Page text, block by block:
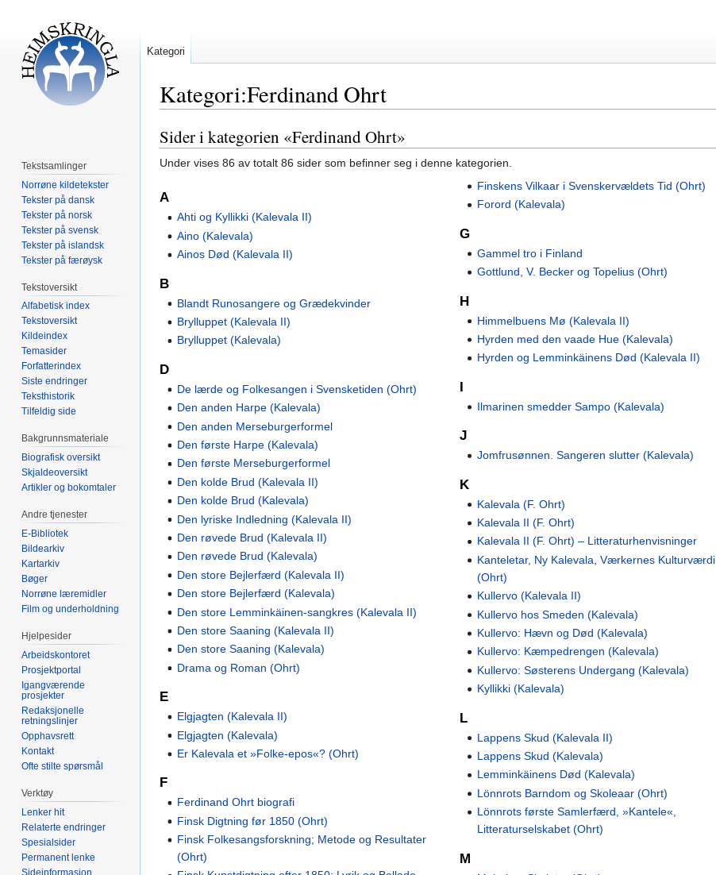
Kategori:Ferdinand Ohrt
Hopp
til
navigering
Hopp
til
søk
Sider i kategorien «Ferdinand Ohrt»
Under vises 86 av totalt 86 sider som befinner seg i denne kategorien.
A
Ahti og Kyllikki (Kalevala II)
Aino (Kalevala)
Ainos Død (Kalevala II)
B
Blandt Runosangere og Grædekvinder
Brylluppet (Kalevala II)
Brylluppet (Kalevala)
D
De lærde og Folkesangen i Svensketiden (Ohrt)
Den anden Harpe (Kalevala)
Den anden Merseburgerformel
Den første Harpe (Kalevala)
Den første Merseburgerformel
Den kolde Brud (Kalevala II)
Den kolde Brud (Kalevala)
Den lyriske Indledning (Kalevala II)
Den røvede Brud (Kalevala II)
Den røvede Brud (Kalevala)
Den store Bejlerfærd (Kalevala II)
Den store Bejlerfærd (Kalevala)
Den store Lemminkäinen-sangkres (Kalevala II)
Den store Saaning (Kalevala II)
Den store Saaning (Kalevala)
Drama og Roman (Ohrt)
E
Elgjagten (Kalevala II)
Elgjagten (Kalevala)
Er Kalevala et »Folke-epos«? (Ohrt)
F
Ferdinand Ohrt biografi
Finsk Digtning før 1850 (Ohrt)
Finsk Folkesangsforskning; Metode og Resultater
(Ohrt)
Finskens Vilkaar i Svenskervældets Tid (Ohrt)
Forord (Kalevala)
G
Gammel tro i Finland
Gottlund, V. Becker og Topelius (Ohrt)
H
Himmelbuens Mø (Kalevala II)
Hyrden med den vaade Hue (Kalevala)
Hyrden og Lemminkäinens Død (Kalevala II)
I
Ilmarinen smedder Sampo (Kalevala)
J
Jomfrusønnen. Sangeren slutter (Kalevala)
K
Kalevala (F. Ohrt)
Kalevala II (F. Ohrt)
Kalevala II (F. Ohrt) – Litteraturhenvisninger
Kanteletar, Ny Kalevala, Værkernes Kulturværdi
(Ohrt)
Kullervo (Kalevala II)
Kullervo hos Smeden (Kalevala)
Kullervo: Hævn og Død (Kalevala)
Kullervo: Kæmpedrengen (Kalevala)
Kullervo: Søsterens Undergang (Kalevala)
Kyllikki (Kalevala)
L
Lappens Skud (Kalevala II)
Lappens Skud (Kalevala)
Lemminkäinens Død (Kalevala)
Lönnrots Barndom og Skoleaar (Ohrt)
Lönnrots første Samlerfærd, »Kantele«,
Litteraturselskabet (Ohrt)
M
Kategori
Tekstsamlinger
Norrøne kildetekster
Tekster på dansk
Tekster på norsk
Tekster på svensk
Tekster på islandsk
Tekster på færøysk
Tekstoversikt
Alfabetisk index
Tekstoversikt
Kildeindex
Temasider
Forfatterindex
Siste endringer
Teksthistorik
Tilfeldig side
Bakgrunnsmateriale
Biografisk oversikt
Skjaldeoversikt
Artikler og bokomtaler
Andre tjenester
E-Bibliotek
Bildearkiv
Kartarkiv
Bøger
Norrøne læremidler
Film og underholdning
Hjelpesider
Arbeidskontoret
Prosjektportal
Igangværende
prosjekter
Redaksjonelle
retningslinjer
Opphavsrett
Kontakt
Ofte stilte spørsmål
Verktøy
Lenker hit
Relaterte endringer
Spesialsider
Permanent lenke
Sideinformasjon